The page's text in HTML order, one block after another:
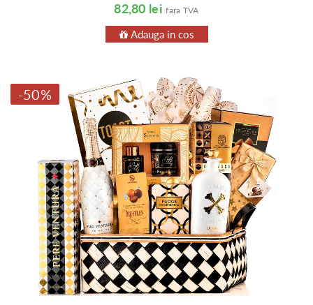
82,80 lei fara TVA
Adauga in cos
-50%